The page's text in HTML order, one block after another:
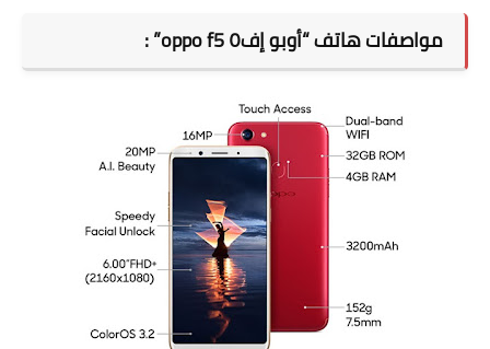
مواصفات ھاتف “أوبو إف٥ oppo f5
” :